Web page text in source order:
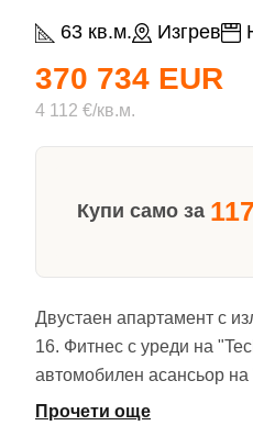
63 кв.м. Изгрев
370 734 EUR
4 112 €/кв.м.
Купи само за
Двустаен апартамент с
16. Фитнес с уреди на
автомобилен асансьор
Прочети още